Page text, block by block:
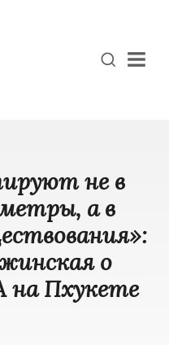
не в
а в
о
на Пхукете